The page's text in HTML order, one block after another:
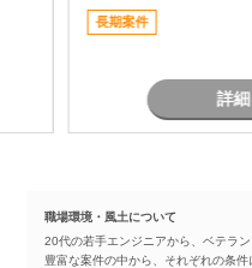
た安定した案件
長期案件
詳
職場環境・風土について
20代の若手エンジニアから、ベテラ
豊富な案件の中から、それぞれの条